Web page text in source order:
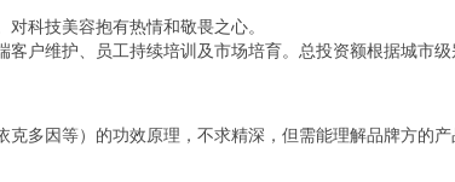
科技美容抱有热情和敬畏之心。
户维护、员工持续培训及市场培育。总投资额根据城市
多因等）的功效原理，不求精深，但需能理解品牌方的产